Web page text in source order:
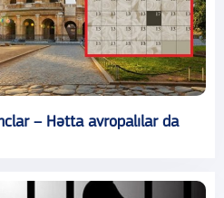
– Hətta avropalılar da